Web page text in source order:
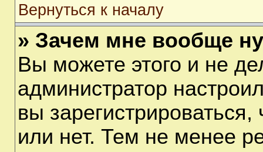
Вернуться к началу
» Зачем мне вообще
Вы можете этого и не
администратор
вы
или нет. Тем не менее